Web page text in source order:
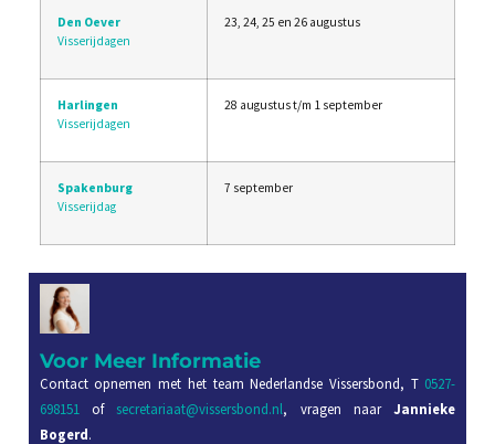
Den Oever
Visserijdagen
23, 24, 25 en 26 augustus
Harlingen
Visserijdagen
28 augustus t/m 1 september
Spakenburg
Visserijdag
7 september
Voor Meer Informatie
Contact opnemen met het team Nederlandse Vissersbond, T 0527-
698151 of secretariaat@vissersbond.nl, vragen naarJannieke
Bogerd.